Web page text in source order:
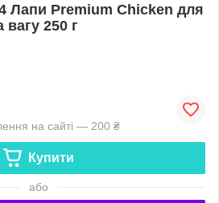
Лапи Premium Chicken для
вагу 250 г
на сайті — 200 ₴
Купити
або